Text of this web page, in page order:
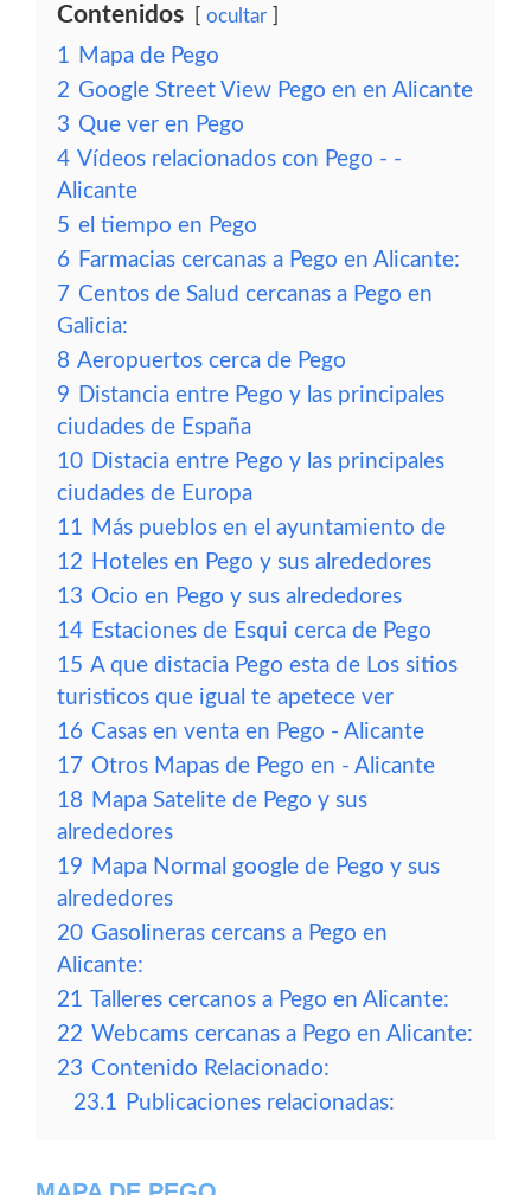
Contenidos ocultar
1 Mapa de Pego
2 Google Street View Pego en en Alicante
3 Que ver en Pego
4 Vídeos relacionados con Pego - -
Alicante
5 el tiempo en Pego
6 Farmacias cercanas a Pego en Alicante:
7 Centos de Salud cercanas a Pego en
Galicia:
8 Aeropuertos cerca de Pego
9 Distancia entre Pego y las principales
ciudades de España
10 Distacia entre Pego y las principales
ciudades de Europa
11 Más pueblos en el ayuntamiento de
12 Hoteles en Pego y sus alrededores
13 Ocio en Pego y sus alrededores
14 Estaciones de Esqui cerca de Pego
15 A que distacia Pego esta de Los sitios
turisticos que igual te apetece ver
16 Casas en venta en Pego - Alicante
17 Otros Mapas de Pego en - Alicante
18 Mapa Satelite de Pego y sus
alrededores
19 Mapa Normal google de Pego y sus
alrededores
20 Gasolineras cercans a Pego en
Alicante:
21 Talleres cercanos a Pego en Alicante:
22 Webcams cercanas a Pego en Alicante:
23 Contenido Relacionado:
23.1 Publicaciones relacionadas: